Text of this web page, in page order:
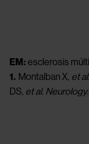
EM: esclerosis
1. Montalban X, et
DS, et al. Neurology.